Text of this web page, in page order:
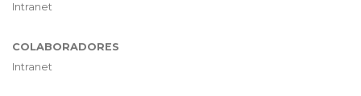
Intranet
COLABORADORES
Intranet